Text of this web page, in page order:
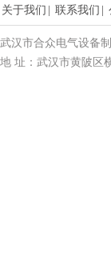
关于我们 联系我们
武汉市合众电气设备
地 址：武汉市黄陂区